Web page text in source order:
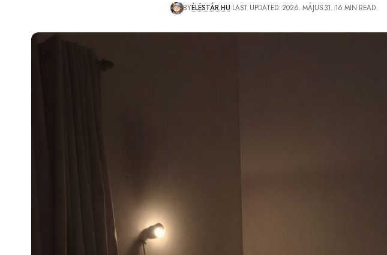
BYÉLÉSTÁR.HU LAST UPDATED: 2026. MÁJUS 31. 16 MIN READ